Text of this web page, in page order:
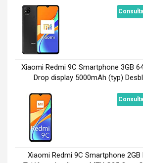
Xiaomi Redmi 9C Smartphone 3GB
Drop display 5000mAh (typ)
Xiaomi Redmi 9C Smartphone 2GB